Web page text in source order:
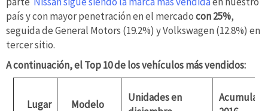
país y con mayor penetración en el mercadocon 25%,
seguida de General Motors (19.2%) y Volkswagen (12.8%) en
tercer sitio.
A continuación, el Top 10 de los vehículos más vendidos:
Lugar Modelo
Unidades en